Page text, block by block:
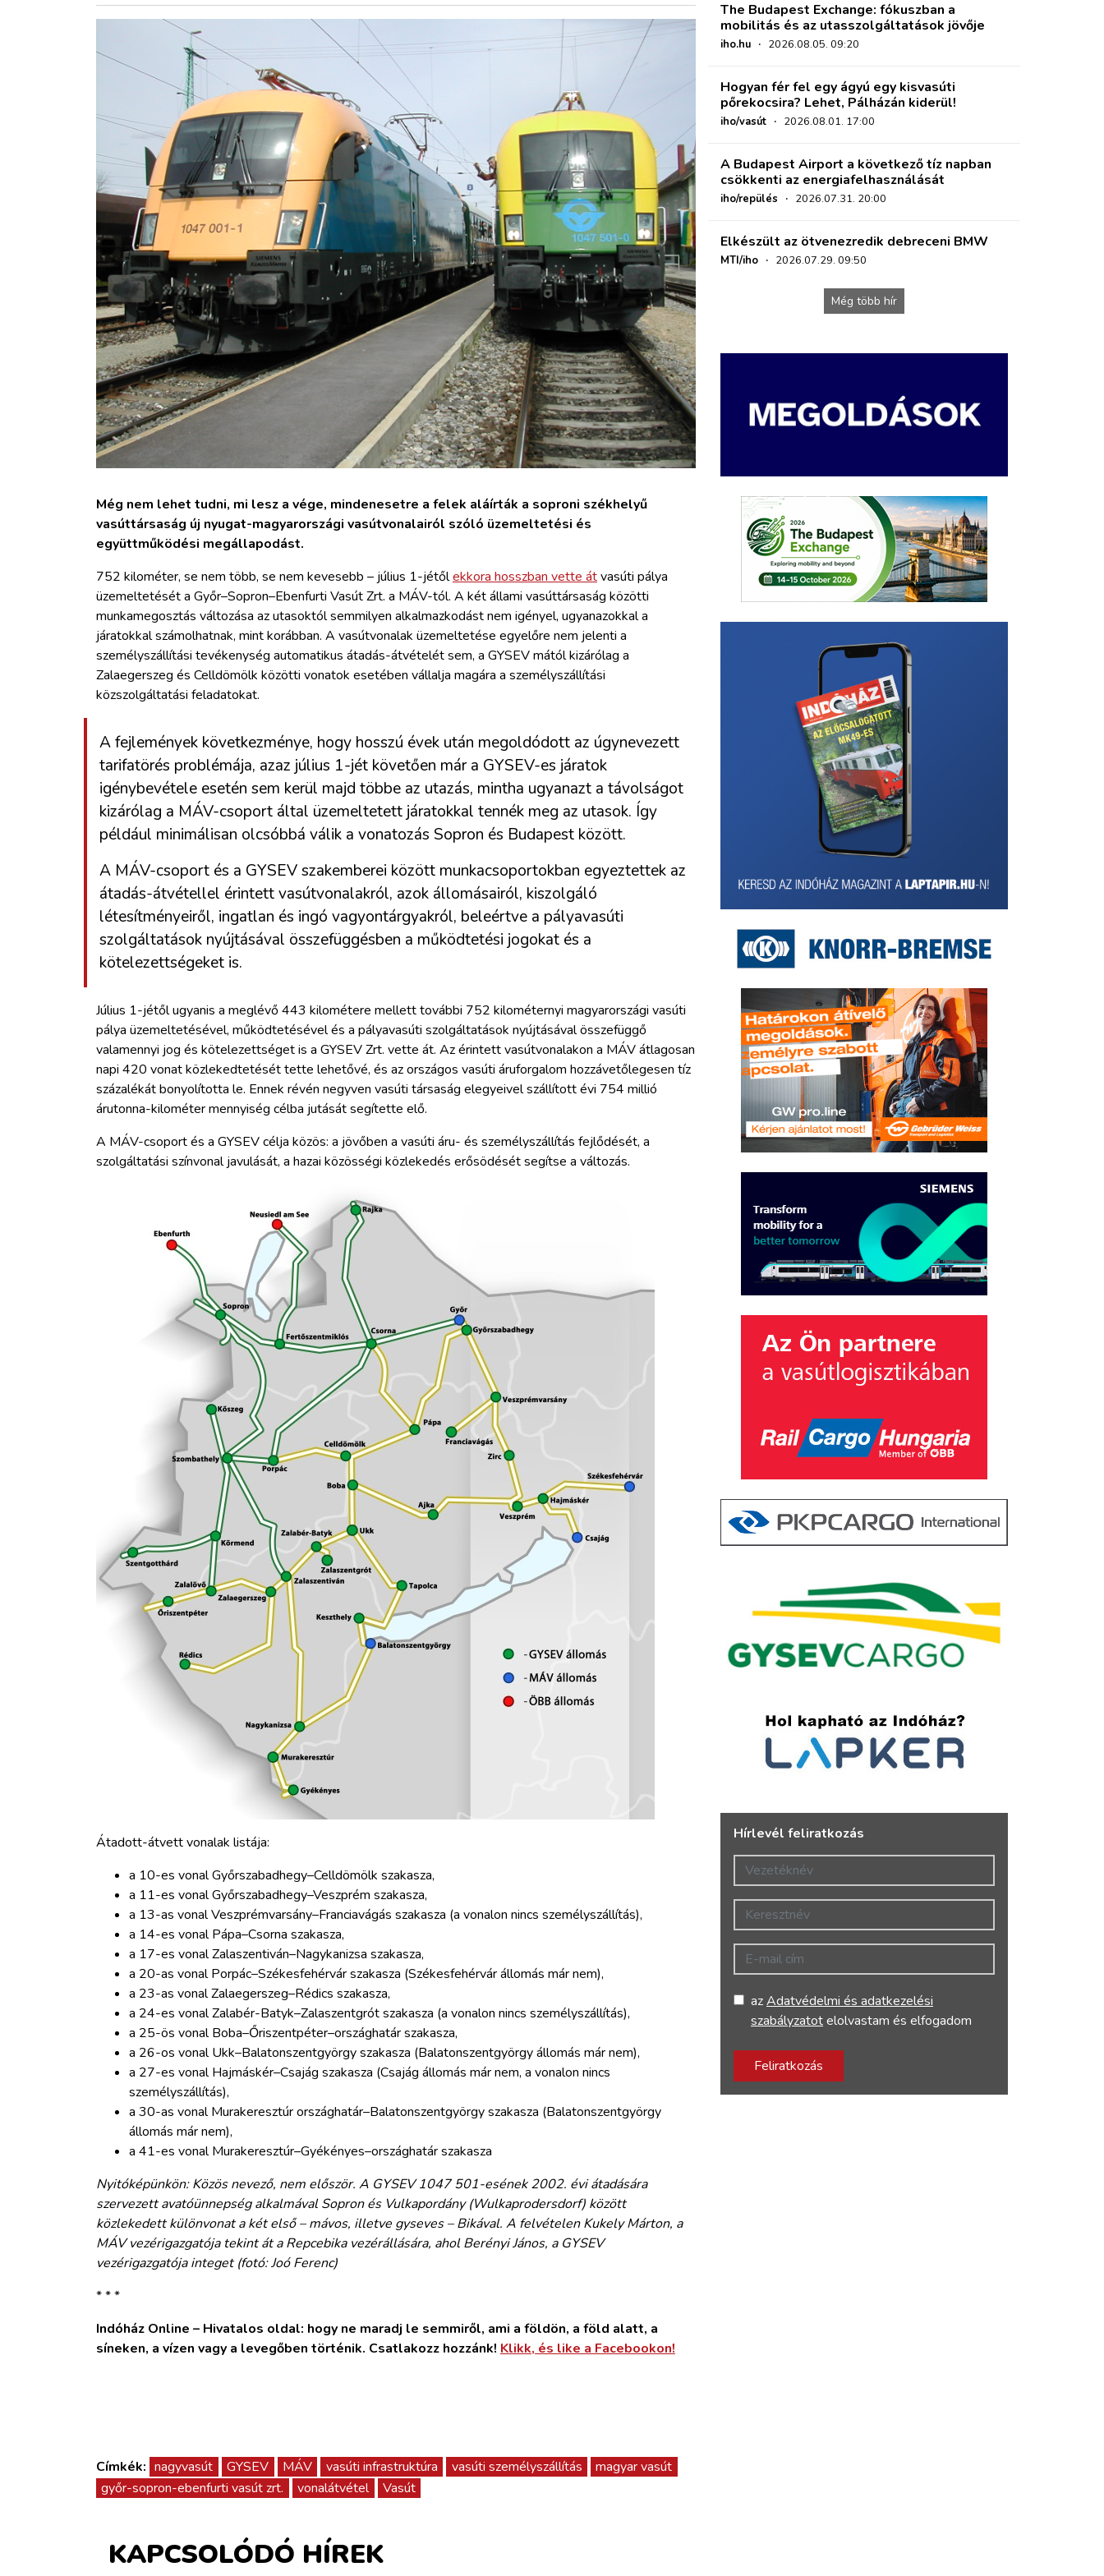
HAJÓZÁS
ARCHÍVUM
WEBSHOP
REGISZTRÁCIÓ
Még nem lehet tudni, mi lesz a vége, mindenesetre a felek aláírták a soproni székhelyű
vasúttársaság új nyugat-magyarországi vasútvonalairól szóló üzemeltetési és
együttműködési megállapodást.
752 kilométer, se nem több, se nem kevesebb – július 1-jétőlekkora hosszban vette átvasúti pálya
üzemeltetését a Győr–Sopron–Ebenfurti Vasút Zrt. a MÁV-tól. A két állami vasúttársaság közötti
munkamegosztás változása az utasoktól semmilyen alkalmazkodást nem igényel, ugyanazokkal a
járatokkal számolhatnak, mint korábban. A vasútvonalak üzemeltetése egyelőre nem jelenti a
személyszállítási tevékenység automatikus átadás-átvételét sem, a GYSEV mától kizárólag a
Zalaegerszeg és Celldömölk közötti vonatok esetében vállalja magára a személyszállítási
közszolgáltatási feladatokat.
A fejlemények következménye, hogy hosszú évek után megoldódott az úgynevezett
tarifatörés problémája, azaz július 1-jét követően már a GYSEV-es járatok
igénybevétele esetén sem kerül majd többe az utazás, mintha ugyanazt a távolságot
kizárólag a MÁV-csoport által üzemeltetett járatokkal tennék meg az utasok. Így
például minimálisan olcsóbbá válik a vonatozás Sopron és Budapest között.
A MÁV-csoport és a GYSEV szakemberei között munkacsoportokban egyeztettek az
átadás-átvétellel érintett vasútvonalakról, azok állomásairól, kiszolgáló
létesítményeiről, ingatlan és ingó vagyontárgyakról, beleértve a pályavasúti
szolgáltatások nyújtásával összefüggésben a működtetési jogokat és a
kötelezettségeket is.
Július 1-jétől ugyanis a meglévő 443 kilométere mellett további 752 kilométernyi magyarországi vasúti
pálya üzemeltetésével, működtetésével és a pályavasúti szolgáltatások nyújtásával összefüggő
valamennyi jog és kötelezettséget is a GYSEV Zrt. vette át. Az érintett vasútvonalakon a MÁV átlagosan
napi 420 vonat közlekedtetését tette lehetővé, és az országos vasúti áruforgalom hozzávetőlegesen tíz
százalékát bonyolította le. Ennek révén negyven vasúti társaság elegyeivel szállított évi 754 millió
árutonna-kilométer mennyiség célba jutását segítette elő.
A MÁV-csoport és a GYSEV célja közös: a jövőben a vasúti áru- és személyszállítás fejlődését, a
szolgáltatási színvonal javulását, a hazai közösségi közlekedés erősödését segítse a változás.
Átadott-átvett vonalak listája:
a 10-es vonal Győrszabadhegy–Celldömölk szakasza,
a 11-es vonal Győrszabadhegy–Veszprém szakasza,
a 13-as vonal Veszprémvarsány–Franciavágás szakasza (a vonalon nincs személyszállítás),
a 14-es vonal Pápa–Csorna szakasza,
a 17-es vonal Zalaszentiván–Nagykanizsa szakasza,
a 20-as vonal Porpác–Székesfehérvár szakasza (Székesfehérvár állomás már nem),
a 23-as vonal Zalaegerszeg–Rédics szakasza,
a 24-es vonal Zalabér-Batyk–Zalaszentgrót szakasza (a vonalon nincs személyszállítás),
a 25-ös vonal Boba–Őriszentpéter–országhatár szakasza,
a 26-os vonal Ukk–Balatonszentgyörgy szakasza (Balatonszentgyörgy állomás már nem),
a 27-es vonal Hajmáskér–Csajág szakasza (Csajág állomás már nem, a vonalon nincs
személyszállítás),
a 30-as vonal Murakeresztúr országhatár–Balatonszentgyörgy szakasza (Balatonszentgyörgy
állomás már nem),
a 41-es vonal Murakeresztúr–Gyékényes–országhatár szakasza
Nyitóképünkön: Közös nevező, nem először. A GYSEV 1047 501-esének 2002. évi átadására
szervezett avatóünnepség alkalmával Sopron és Vulkapordány (Wulkaprodersdorf) között
közlekedett különvonat a két első – mávos, illetve gyseves – Bikával. A felvételen Kukely Márton, a
MÁV vezérigazgatója tekint át a Repcebika vezérállására, ahol Berényi János, a GYSEV
vezérigazgatója integet (fotó: Joó Ferenc)
* * *
Indóház Online – Hivatalos oldal: hogy ne maradj le semmiről, ami a földön, a föld alatt, a
síneken, a vízen vagy a levegőben történik. Csatlakozz hozzánk! Klikk, és like a Facebookon!
Címkék: nagyvasút GYSEV MÁV vasúti infrastruktúra vasúti személyszállítás
magyar vasút
győr-sopron-ebenfurti vasút zrt.
vonalátvétel Vasút
KAPCSOLÓDÓ HÍREK
The Budapest Exchange: fókuszban a
mobilitás és az utasszolgáltatások jövője
iho.hu · 2026.08.05. 09:20
Hogyan fér fel egy ágyú egy kisvasúti
pőrekocsira? Lehet, Pálházán kiderül!
iho/vasút · 2026.08.01. 17:00
A Budapest Airport a következő tíz napban
csökkenti az energiafelhasználását
iho/repülés · 2026.07.31. 20:00
Elkészült az ötvenezredik debreceni BMW
MTI/iho · 2026.07.29. 09:50
Még több hír
Hírlevél feliratkozás
Vezetéknév
Keresztnév
E-mail cím
azAdatvédelmi és adatkezelési
szabályzatotelolvastam és elfogadom
Feliratkozás